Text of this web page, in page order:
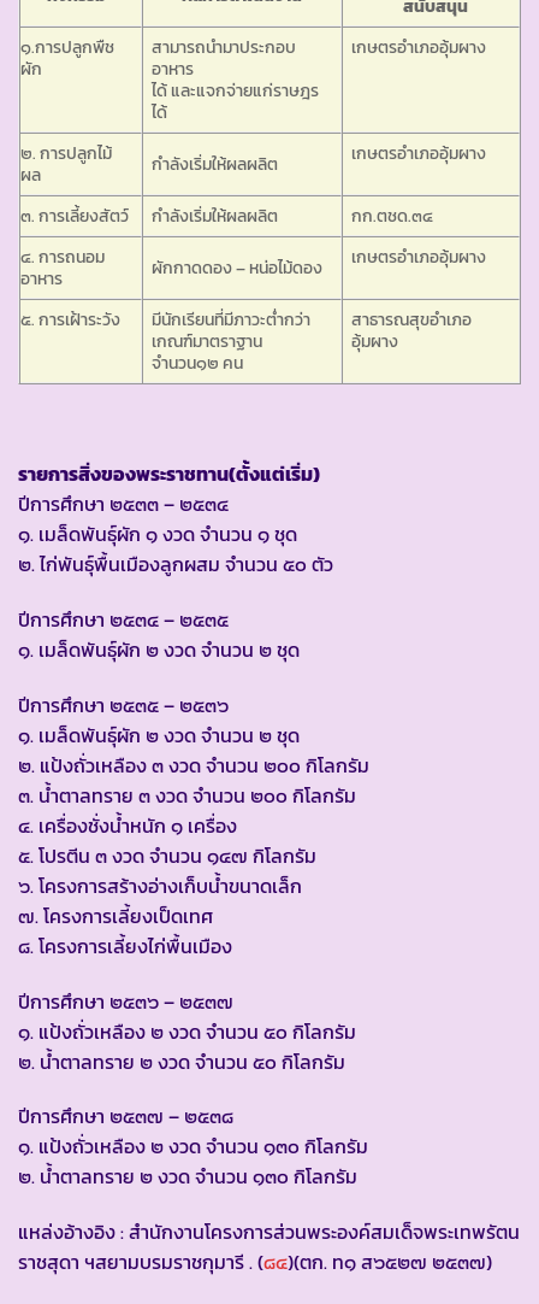
สนับสนุน
๑.การปลูกพืช
ผัก
สามารถนำมาประกอบ
อาหาร
ได้ และแจกจ่ายแก่ราษฎร
ได้
เกษตรอำเภออุ้มผาง
๒. การปลูกไม้
ผล
กำลังเริ่มให้ผลผลิต เกษตรอำเภออุ้มผาง
๓. การเลี้ยงสัตว์ กำลังเริ่มให้ผลผลิต
กก.ตชด.๓๔
๔. การถนอม
อาหาร
ผักกาดดอง – หน่อไม้ดอง เกษตรอำเภออุ้มผาง
๕. การเฝ้าระวัง
มีนักเรียนที่มีภาวะต่ำกว่า
เกณฑ์มาตราฐาน
จำนวน๑๒ คน
สาธารณสุขอำเภอ
อุ้มผาง
รายการสิ่งของพระราชทาน(ตั้งแต่เริ่ม)
ปีการศึกษา ๒๕๓๓ – ๒๕๓๔
๑. เมล็ดพันธุ์ผัก ๑ งวด จำนวน ๑ ชุด
๒. ไก่พันธุ์พื้นเมืองลูกผสม จำนวน ๕๐ ตัว
ปีการศึกษา ๒๕๓๔ – ๒๕๓๕
๑. เมล็ดพันธุ์ผัก ๒ งวด จำนวน ๒ ชุด
ปีการศึกษา ๒๕๓๕ – ๒๕๓๖
๑. เมล็ดพันธุ์ผัก ๒ งวด จำนวน ๒ ชุด
๒. แป้งถั่วเหลือง ๓ งวด จำนวน ๒๐๐ กิโลกรัม
๓. น้ำตาลทราย ๓ งวด จำนวน ๒๐๐ กิโลกรัม
๔. เครื่องชั่งน้ำหนัก ๑ เครื่อง
๕. โปรตีน ๓ งวด จำนวน ๑๔๗ กิโลกรัม
๖. โครงการสร้างอ่างเก็บน้ำขนาดเล็ก
๗. โครงการเลี้ยงเป็ดเทศ
๘. โครงการเลี้ยงไก่พื้นเมือง
ปีการศึกษา ๒๕๓๖ – ๒๕๓๗
๑. แป้งถั่วเหลือง ๒ งวด จำนวน ๕๐ กิโลกรัม
๒. น้ำตาลทราย ๒ งวด จำนวน ๕๐ กิโลกรัม
ปีการศึกษา ๒๕๓๗ – ๒๕๓๘
๑. แป้งถั่วเหลือง ๒ งวด จำนวน ๑๓๐ กิโลกรัม
๒. น้ำตาลทราย ๒ งวด จำนวน ๑๓๐ กิโลกรัม
แหล่งอ้างอิง : สำนักงานโครงการส่วนพระองค์สมเด็จพระเทพรัตน
ราชสุดา ฯสยามบรมราชกุมารี . (๘๔)(ตก. ท๑ ส๖๕๒๗ ๒๕๓๗)